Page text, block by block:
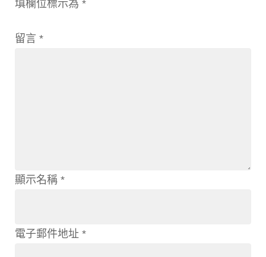
填欄位標示為 *
留言 *
顯示名稱 *
電子郵件地址 *